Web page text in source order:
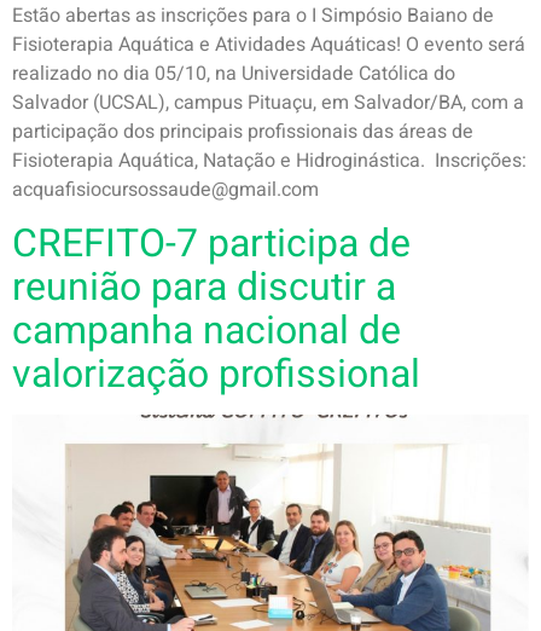
Estão abertas as inscrições para o I Simpósio Baiano de
Fisioterapia Aquática e Atividades Aquáticas! O evento será
realizado no dia 05/10, na Universidade Católica do
Salvador (UCSAL), campus Pituaçu, em Salvador/BA, com a
participação dos principais profissionais das áreas de
Fisioterapia Aquática, Natação e Hidroginástica. Inscrições:
acquafisiocursossaude@gmail.com
CREFITO-7 participa de
reunião para discutir a
campanha nacional de
valorização profissional